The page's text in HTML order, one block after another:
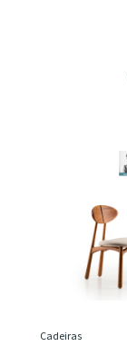
Cadeiras